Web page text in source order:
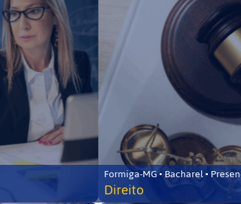
Formiga-MG • Bacharel •
Direito